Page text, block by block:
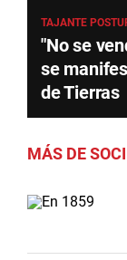
TAJANTE
"No se
se
de Tierras
MÁS DE